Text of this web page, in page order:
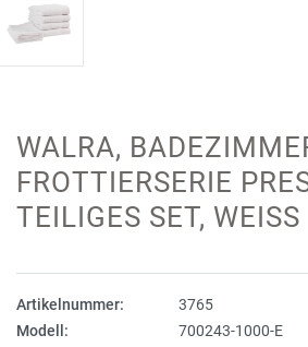
WALRA,
FROTTIERSERIE
TEILIGES SET, WEISS
Artikelnummer:
3765
Modell:
700243-1000-E